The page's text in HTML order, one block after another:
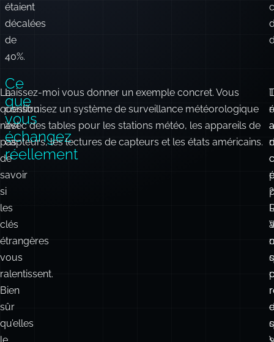
étaient
décalées
de
40%.
La
question
n’est
pas
de
savoir
si
les
clés
étrangères
vous
ralentissent.
Bien
sûr
qu’elles
le
Ce
que
vous
échangez
réellement
Laissez-moi vous donner un exemple concret. Vous
construisez un système de surveillance météorologique
avec des tables pour les stations météo, les appareils de
capteurs, les lectures de capteurs et les états américains.
?
à